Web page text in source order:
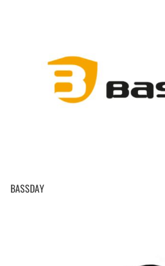
BASSDAY